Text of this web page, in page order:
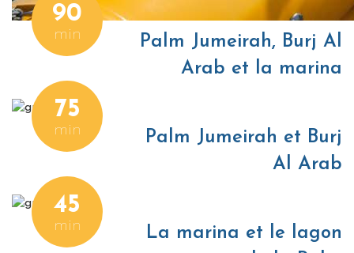
90
min
Palm Jumeirah, Burj Al
Arab et la marina
75
min
Palm Jumeirah et Burj
Al Arab
45
min
La marina et le lagon